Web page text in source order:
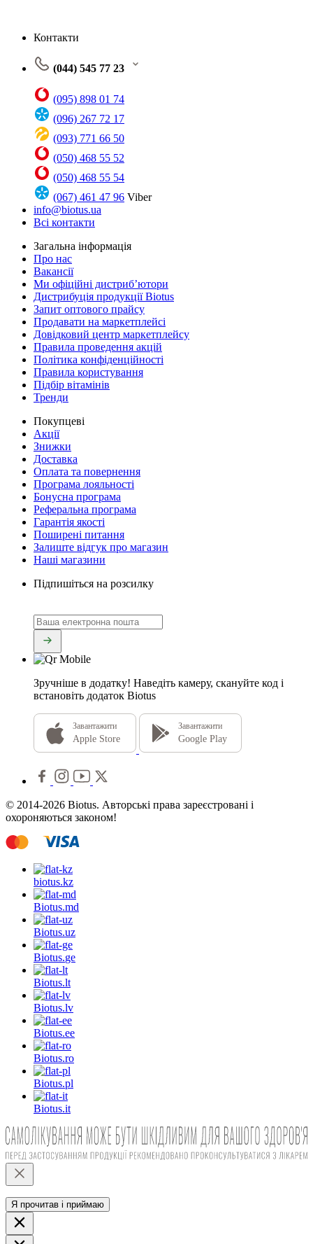
Контакти
(044) 545 77 23
(095) 898 01 74
(096) 267 72 17
(093) 771 66 50
(050) 468 55 52
(050) 468 55 54
(067) 461 47 96 Viber
info@biotus.ua
Всі контакти
Загальна інформація
Про нас
Вакансії
Ми офіційні дистриб’ютори
Дистрибуція продукції Biotus
Запит оптового прайсу
Продавати на маркетплейсі
Довідковий центр маркетплейсу
Правила проведення акцій
Політика конфіденційності
Правила користування
Підбір вітамінів
Тренди
Покупцеві
Акції
Знижки
Доставка
Оплата та повернення
Програма лояльності
Бонусна програма
Реферальна програма
Гарантія якості
Поширені питання
Залиште відгук про магазин
Наші магазини
Підпишіться на розсилку
Зручніше в додатку! Наведіть камеру, скануйте код і
встановіть додаток Biotus
Завантажити
Apple Store
Завантажити
Google Play
© 2014-2026 Biotus. Авторські права зареєстровані і
охороняються законом!
biotus.kz
Biotus.md
Biotus.uz
Biotus.ge
Biotus.lt
Biotus.lv
Biotus.ee
Biotus.ro
Biotus.pl
Biotus.it
Я прочитав і приймаю